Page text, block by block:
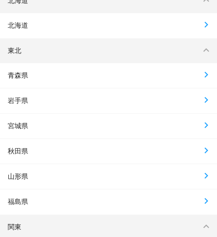
北海道
東北
青森県
岩手県
宮城県
秋田県
山形県
福島県
関東